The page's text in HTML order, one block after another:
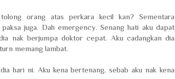
orang atas perkara kecil kan? Sementara
juga. Dah emergency. Senang hati aku dapat
nak berjumpa doktor cepat. Aku cadangkan dia
memang lambat.
hari ni. Aku kena bertenang, sebab aku nak kena